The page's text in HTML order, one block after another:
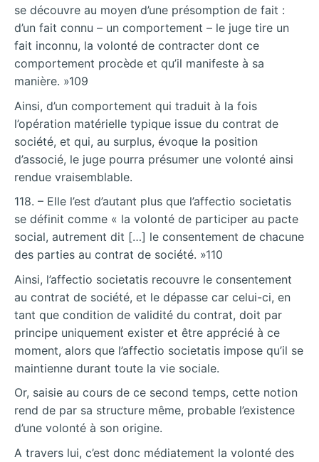
se découvre au moyen d’une présomption de fait :
d’un fait connu – un comportement – le juge tire un
fait inconnu, la volonté de contracter dont ce
comportement procède et qu’il manifeste à sa
manière. »109
Ainsi, d’un comportement qui traduit à la fois
l’opération matérielle typique issue du contrat de
société, et qui, au surplus, évoque la position
d’associé, le juge pourra présumer une volonté ainsi
rendue vraisemblable.
118. – Elle l’est d’autant plus que l’affectio societatis
se définit comme « la volonté de participer au pacte
social, autrement dit […] le consentement de chacune
des parties au contrat de société. »110
Ainsi, l’affectio societatis recouvre le consentement
au contrat de société, et le dépasse car celui-ci, en
tant que condition de validité du contrat, doit par
principe uniquement exister et être apprécié à ce
moment, alors que l’affectio societatis impose qu’il se
maintienne durant toute la vie sociale.
Or, saisie au cours de ce second temps, cette notion
rend de par sa structure même, probable l’existence
d’une volonté à son origine.
A travers lui, c’est donc médiatement la volonté des